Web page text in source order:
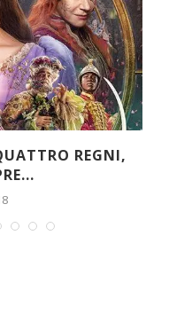
FROZEN 2 – IL